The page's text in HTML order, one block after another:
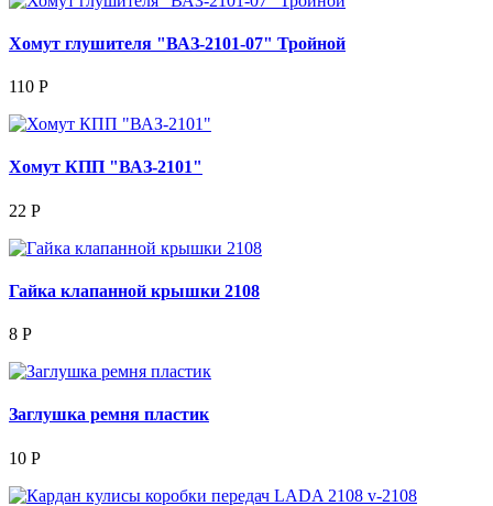
Хомут глушителя "ВАЗ-2101-07" Тройной
110 Р
Хомут КПП "ВАЗ-2101"
22 Р
Гайка клапанной крышки 2108
8 Р
Заглушка ремня пластик
10 Р